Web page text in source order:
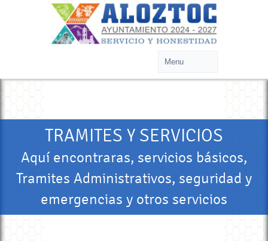
TRAMITES Y SERVICIOS
Aquí encontraras, servicios básicos,
Tramites Administrativos, seguridad y
emergencias y otros servicios